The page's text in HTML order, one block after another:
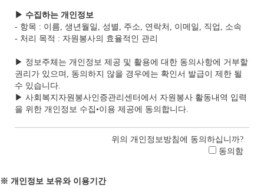
▶ 수집하는 개인정보
- 항목 : 이름, 생년월일, 성별, 주소, 연락처, 이메일, 직업, 소속
- 처리 목적 : 자원봉사의 효율적인 관리
▶ 정보주체는 개인정보 제공 및 활용에 대한 동의사항에 거부할
권리가 있으며, 동의하지 않을 경우에는 확인서 발급이 제한 될
수 있습니다.
▶ 사회복지자원봉사인증관리센터에서 자원봉사 활동내역 입력
을 위한 개인정보 수집•이용 제공에 동의합니다.
위의 개인정보방침에 동의하십니까?
동의함
※ 개인정보 보유와 이용기간